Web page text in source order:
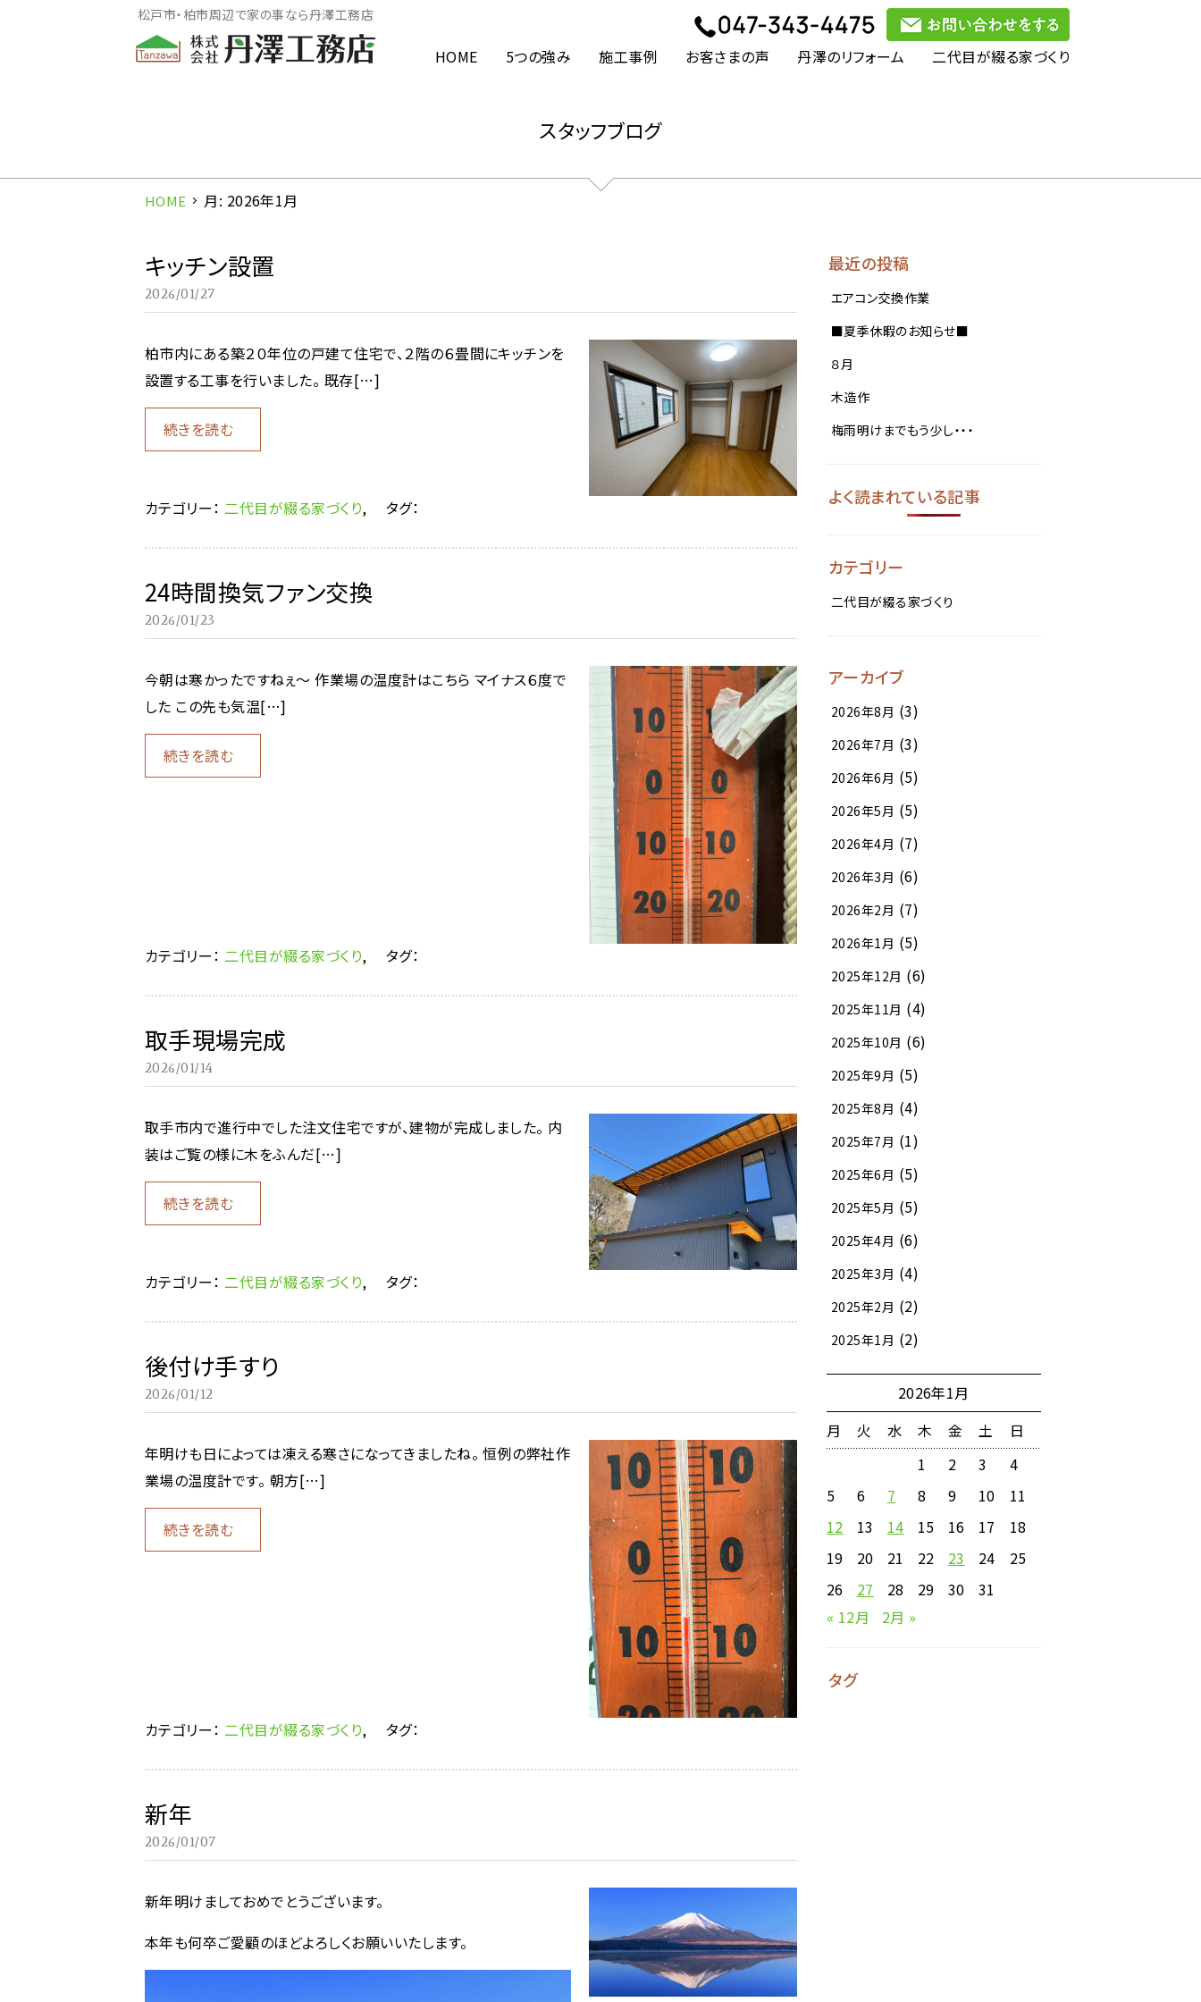
松戸市・柏市周辺で家の事なら丹澤工務店
HOME 5つの強み 施工事例 お客さまの声 丹澤のリフォーム 二代目が綴る家づくり
スタッフブログ
HOME 月: 2026年1月
キッチン設置
2026/01/27
柏市内にある築２０年位の戸建て住宅で、２階の６畳間にキッチンを
設置する工事を行いました。 既存[…]
続きを読む
カテゴリー： 二代目が綴る家づくり, タグ：
24時間換気ファン交換
2026/01/23
今朝は寒かったですねぇ～ 作業場の温度計はこちら マイナス６度で
した この先も気温[…]
続きを読む
カテゴリー： 二代目が綴る家づくり, タグ：
取手現場完成
2026/01/14
取手市内で進行中でした注文住宅ですが、建物が完成しました。 内
装はご覧の様に木をふんだ[…]
続きを読む
カテゴリー： 二代目が綴る家づくり, タグ：
後付け手すり
2026/01/12
年明けも日によっては凍える寒さになってきましたね。 恒例の弊社作
業場の温度計です。 朝方[…]
続きを読む
カテゴリー： 二代目が綴る家づくり, タグ：
新年
2026/01/07
新年明けましておめでとうございます。
本年も何卒ご愛顧のほどよろしくお願いいたします。
最近の投稿
エアコン交換作業
■夏季休暇のお知らせ■
８月
木造作
梅雨明けまでもう少し・・・
よく読まれている記事
カテゴリー
二代目が綴る家づくり
アーカイブ
2026年8月 (3)
2026年7月 (3)
2026年6月 (5)
2026年5月 (5)
2026年4月 (7)
2026年3月 (6)
2026年2月 (7)
2026年1月 (5)
2025年12月 (6)
2025年11月 (4)
2025年10月 (6)
2025年9月 (5)
2025年8月 (4)
2025年7月 (1)
2025年6月 (5)
2025年5月 (5)
2025年4月 (6)
2025年3月 (4)
2025年2月 (2)
2025年1月 (2)
2026年1月
月
火 水 木 金 土
日
1
2 3
4
5
6 7 8 9 10
11
12
13 14 15 16 17
18
19
20 21 22 23 24
25
26
27 28 29 30
31
« 12月
2月 »
タグ